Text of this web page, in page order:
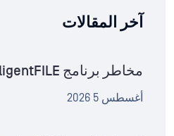
آخر المقالات
مخاطر برنامج IntelligentFILE
أغسطس 5 2026